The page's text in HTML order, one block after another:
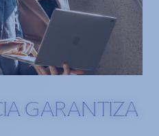
GARANTIZA